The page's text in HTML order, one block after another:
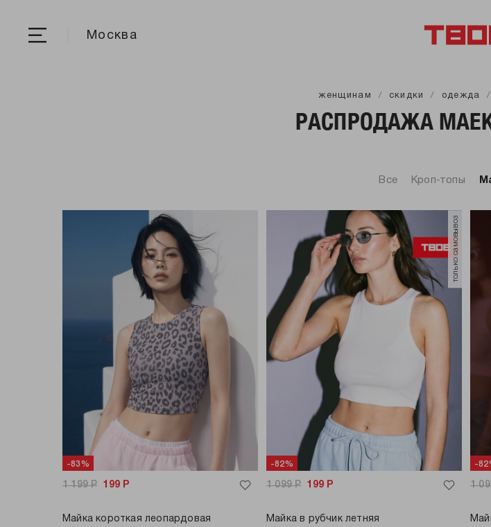
Москва
женщинам скидки одежда
РАСПРОДАЖА
Все Кроп-топы
-83%
1 199Р 199 Р
Майка короткая леопардовая
-82%
только самовывоз
1 099Р 199 Р
Майка в рубчик летняя
-
1